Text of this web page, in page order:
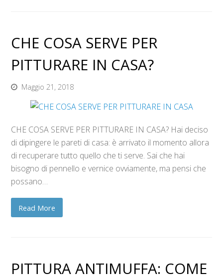
CHE COSA SERVE PER
PITTURARE IN CASA?
Maggio 21, 2018
CHE COSA SERVE PER PITTURARE IN CASA? Hai deciso
di dipingere le pareti di casa: è arrivato il momento allora
di recuperare tutto quello che ti serve. Sai che hai
bisogno di pennello e vernice ovviamente, ma pensi che
possano…
Read More
PITTURA ANTIMUFFA: COME